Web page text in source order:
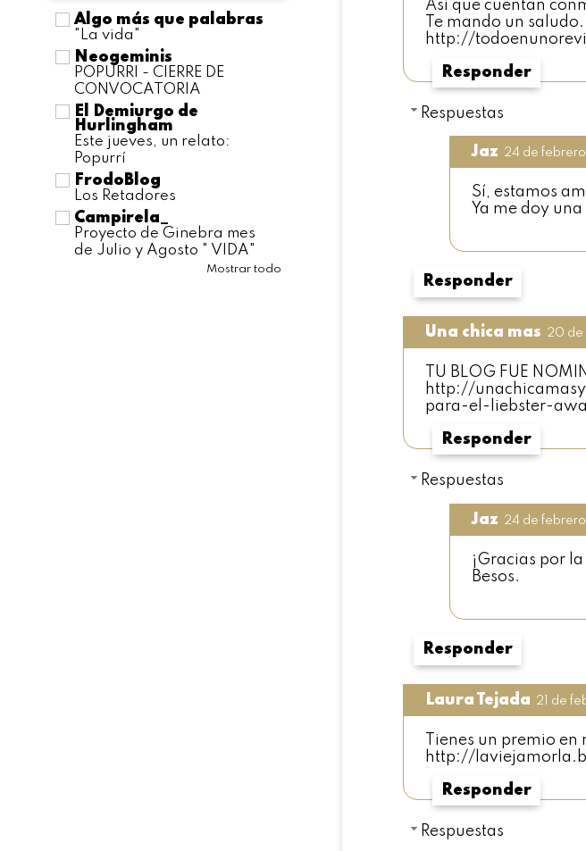
Así que cuentan
Te mando un saludo.
http://
Responder
Respuestas
Jaz 24 de
Sí, estamos
Ya me doy
Responder
Una chica mas 20 de
TU BLOG FUE
http://
para-el-liebster-
Responder
Respuestas
Jaz 24 de
¡Gracias por
Besos.
Responder
Laura Tejada 21 de
Tienes un premio en
http://
Responder
Respuestas
Algo más que palabras
"La vida"
Neogeminis
POPURRI - CIERRE DE
CONVOCATORIA
El Demiurgo de
Hurlingham
Este jueves, un relato:
Popurrí
FrodoBlog
Los Retadores
Campirela_
Proyecto de Ginebra mes
de Julio y Agosto " VIDA"
Mostrar todo